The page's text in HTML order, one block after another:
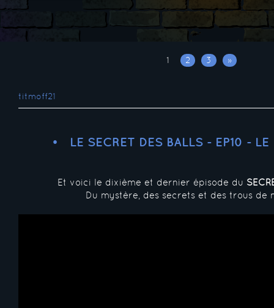
1 2 3 »
titmoff21
LE SECRET DES BALLS - EP10 - LE
Et voici le dixième et dernier épisode du
Du mystère, des secrets et des trous de